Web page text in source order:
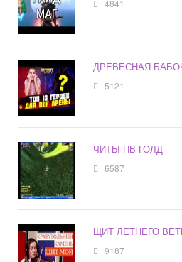
4841
ДРЕВЕСНАЯ
5121
ЧИТЫ ПВ ГОЛД
6587
ЩИТ ЛЕТНЕГО
9187